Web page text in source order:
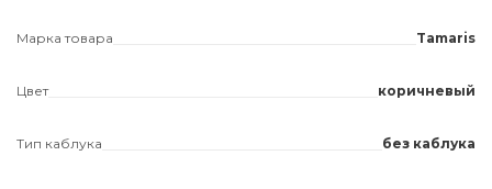
Марка товара Tamaris
Цвет коричневый
Тип каблука без каблука